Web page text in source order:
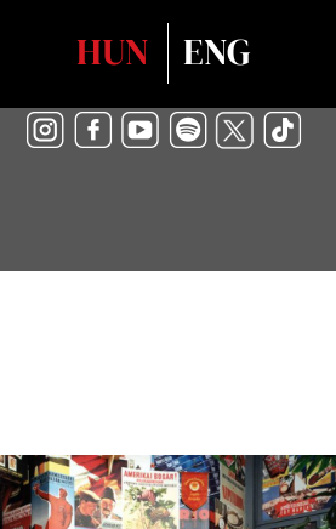
HUN ENG